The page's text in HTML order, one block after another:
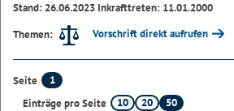
Stand: 26.06.2023 Inkrafttreten: 11.01.2000
Themen:
Vorschrift direkt aufrufen
Seite
1
Einträge pro Seite
10 20 50